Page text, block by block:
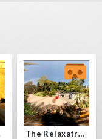
The Relaxatron